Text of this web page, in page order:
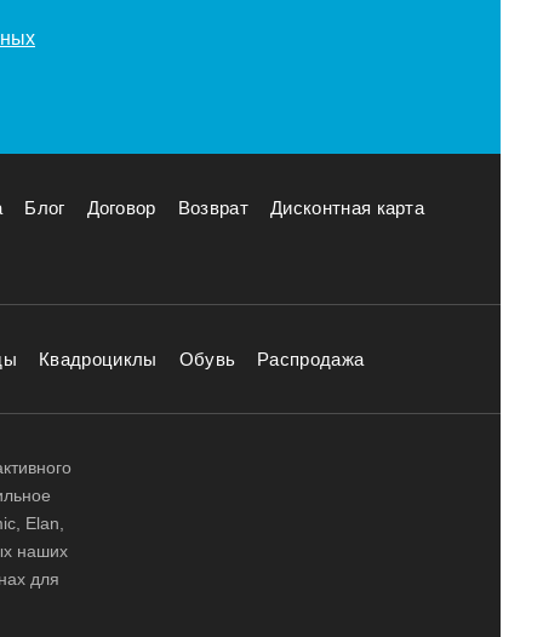
Блог Договор Возврат Дисконтная карта
Квадроциклы Обувь Распродажа
Elan,
наших
для